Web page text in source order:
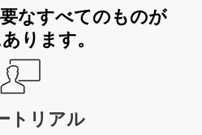
なすべてのものが
ります。
トリアル